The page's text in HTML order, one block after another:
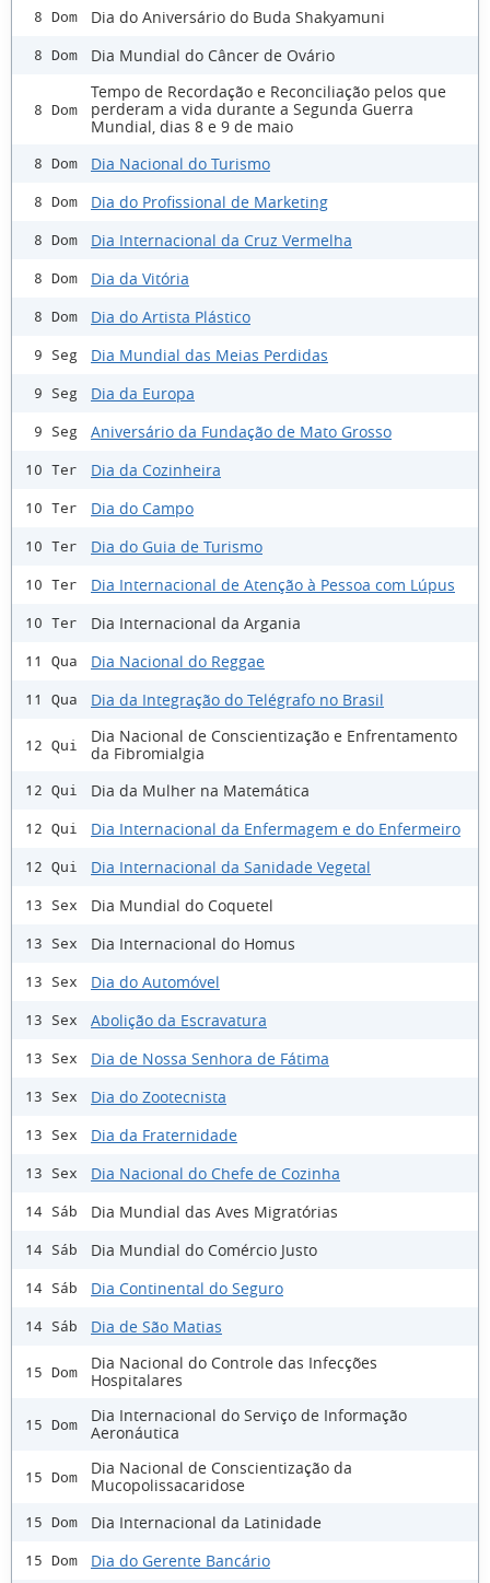
8 Dom Dia do Aniversário do Buda Shakyamuni
8 Dom Dia Mundial do Câncer de Ovário
8 Dom
Tempo de Recordação e Reconciliação pelos que
perderam a vida durante a Segunda Guerra
Mundial, dias 8 e 9 de maio
8 Dom Dia Nacional do Turismo
8 Dom Dia do Profissional de Marketing
8 Dom Dia Internacional da Cruz Vermelha
8 Dom Dia da Vitória
8 Dom Dia do Artista Plástico
9 Seg Dia Mundial das Meias Perdidas
9 Seg Dia da Europa
9 Seg Aniversário da Fundação de Mato Grosso
10 Ter Dia da Cozinheira
10 Ter Dia do Campo
10 Ter Dia do Guia de Turismo
10 Ter Dia Internacional de Atenção à Pessoa com Lúpus
10 Ter Dia Internacional da Argania
11 Qua Dia Nacional do Reggae
11 Qua Dia da Integração do Telégrafo no Brasil
12 Qui
Dia Nacional de Conscientização e Enfrentamento
da Fibromialgia
12 Qui Dia da Mulher na Matemática
12 Qui Dia Internacional da Enfermagem e do Enfermeiro
12 Qui Dia Internacional da Sanidade Vegetal
13 Sex Dia Mundial do Coquetel
13 Sex Dia Internacional do Homus
13 Sex Dia do Automóvel
13 Sex Abolição da Escravatura
13 Sex Dia de Nossa Senhora de Fátima
13 Sex Dia do Zootecnista
13 Sex Dia da Fraternidade
13 Sex Dia Nacional do Chefe de Cozinha
14 Sáb Dia Mundial das Aves Migratórias
14 Sáb Dia Mundial do Comércio Justo
14 Sáb Dia Continental do Seguro
14 Sáb Dia de São Matias
15 Dom
Dia Nacional do Controle das Infecções
Hospitalares
15 Dom
Dia Internacional do Serviço de Informação
Aeronáutica
15 Dom
Dia Nacional de Conscientização da
Mucopolissacaridose
15 Dom Dia Internacional da Latinidade
15 Dom Dia do Gerente Bancário